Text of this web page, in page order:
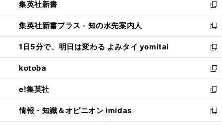
く
で
開
く
ィ
ン
ド
ウ
で
開
く
い
ウ
ィ
ン
ド
ウ
で
開
く
集英社新書
新
し
い
ウ
ィ
ン
ド
ウ
で
開
く
集英社新書プラス - 知の水先案内人
新
し
い
ウ
ィ
ン
ド
ウ
で
開
1日5分で、明日は変わる よみタイ yomitai
新
し
い
ウ
ィ
ン
ド
ウ
kotoba
新
し
い
ウ
ィ
ン
e!集英社
新
し
い
ウ
情報・知識＆オピニオン imidas
新
し